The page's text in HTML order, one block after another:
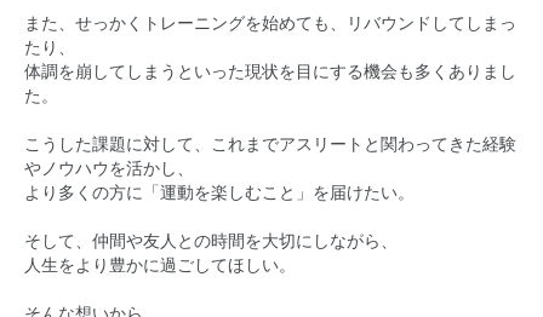
また、せっかくトレーニングを始めても、リバウンドしてしまっ
たり、
体調を崩してしまうといった現状を目にする機会も多くありまし
た。
こうした課題に対して、これまでアスリートと関わってきた経験
やノウハウを活かし、
より多くの方に「運動を楽しむこと」を届けたい。
そして、仲間や友人との時間を大切にしながら、
人生をより豊かに過ごしてほしい。
そんな想いから、